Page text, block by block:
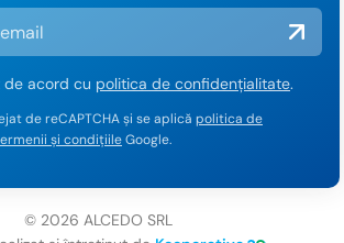
de acord cu politica de confidențialitate.
de reCAPTCHA și se aplică politica de
și condițiileGoogle.
© 2026 ALCEDO SRL